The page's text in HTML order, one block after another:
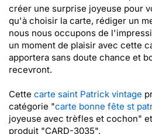
créer une surprise joyeuse pour
qu'à choisir la carte, rédiger un
nous nous occupons de
un moment de plaisir avec cette
apportera sans doute chance et
recevront.
Cette carte saint Patrick vintage
catégorie "carte bonne fête st
joyeuse avec trèfles et cochon"
produit "CARD-3035".